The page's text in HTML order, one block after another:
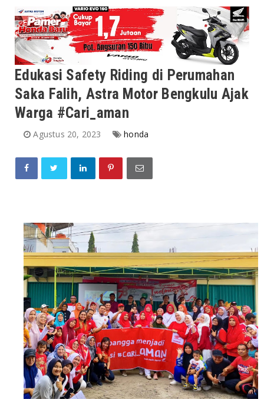
Edukasi Safety Riding di Perumahan
Saka Falih, Astra Motor Bengkulu Ajak
Warga #Cari_aman
Agustus 20, 2023 honda